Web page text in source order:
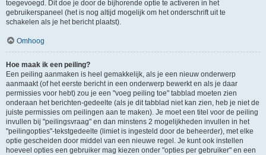
toegevoegd. Dit doe je door de bijhorende optie te activeren in het
gebruikerspaneel (het is nog altijd mogelijk om het onderschrift uit te
schakelen als je het bericht plaatst).
Omhoog
Hoe maak ik een peiling?
Een peiling aanmaken is heel gemakkelijk, als je een nieuw onderwerp
aanmaakt (of het eerste bericht in een onderwerp bewerkt en als je daar
permissies voor hebt) zou je een "voeg peiling toe" tabblad moeten zien
onderaan het berichten-gedeelte (als je dit tabblad niet kan zien, heb je niet de
juiste permissies om peilingen aan te maken). Je moet een titel voor de peiling
invullen bij "peilingsvraag" en dan minstens 2 mogelijkheden invullen in het
"peilingopties"-tekstgedeelte (limiet is ingesteld door de beheerder), met elke
optie gescheiden door middel van een nieuwe regel. Je kunt ook instellen
hoeveel opties een gebruiker mag kiezen onder "opties per gebruiker" en een